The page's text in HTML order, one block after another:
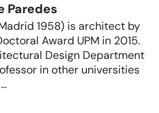
Paredes
1958) is architect by
Award UPM in 2015.
Design Department
in other universities